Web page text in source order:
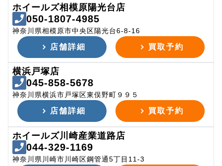
ホイールズ相模原陽光台店
050-1807-4985
神奈川県相模原市中央区陽光台6-8-16
店舗詳細 買取予約
横浜戸塚店
045-858-5678
神奈川県横浜市戸塚区東俣野町９９５
店舗詳細 買取予約
ホイールズ川崎産業道路店
044-329-1169
神奈川県川崎市川崎区鋼管通5丁目11-3